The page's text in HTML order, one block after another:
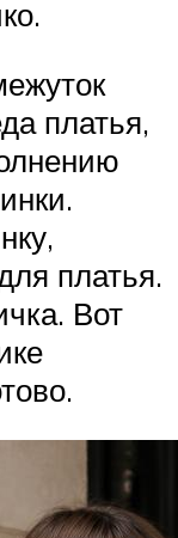
платья,
платья.
Вот